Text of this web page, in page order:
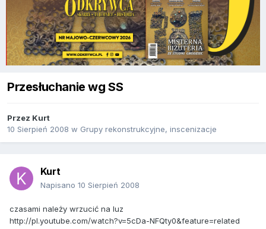
Przesłuchanie wg SS
Przez Kurt
10 Sierpień 2008 w Grupy rekonstrukcyjne, inscenizacje
Kurt
Napisano 10 Sierpień 2008
czasami należy wrzucić na luz
http://pl.youtube.com/watch?v=5cDa-NFQty0&feature=related